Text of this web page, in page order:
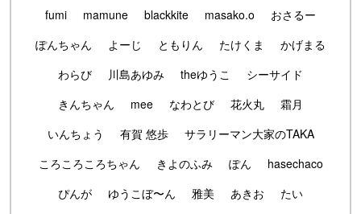
fumi
mamune blackkite masako.o
おさるー
ぽんちゃん
よーじ ともりん たけくま
かげまる
わらび
川島あゆみ theゆうこ
シーサイド
きんちゃん
mee なわとび 花火丸
霜月
いんちょう
有賀 悠歩
サラリーマン大家のTAKA
ころころころちゃん
きよのふみ ぽん
hasechaco
ぴんが
ゆうこぼ〜ん 雅美 あきお
たい